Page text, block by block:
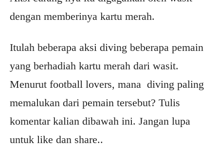
dengan memberinya kartu merah.
Itulah beberapa aksi diving beberapa pemain
yang berhadiah kartu merah dari wasit.
Menurut football lovers, mana diving paling
memalukan dari pemain tersebut? Tulis
komentar kalian dibawah ini. Jangan lupa
untuk like dan share..